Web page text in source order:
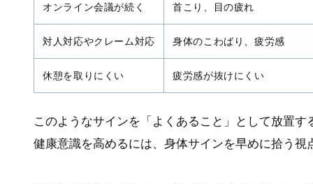
オンライン会議が続く 首こり、目の疲れ
対人対応やクレーム対応 身体のこわばり、疲労感
休憩を取りにくい 疲労感が抜けにくい
このようなサインを「よくあること」として放置
健康意識を高めるには、身体サインを早めに拾う視